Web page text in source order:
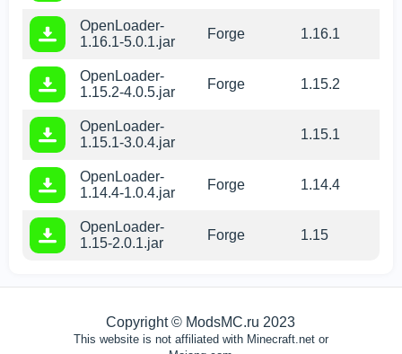
OpenLoader-
1.16.1-5.0.1.jar
Forge 1.16.1
OpenLoader-
1.15.2-4.0.5.jar
Forge 1.15.2
OpenLoader-
1.15.1-3.0.4.jar
1.15.1
OpenLoader-
1.14.4-1.0.4.jar
Forge 1.14.4
OpenLoader-
1.15-2.0.1.jar
Forge 1.15
Copyright © ModsMC.ru 2023
This website is not affiliated with Minecraft.net or